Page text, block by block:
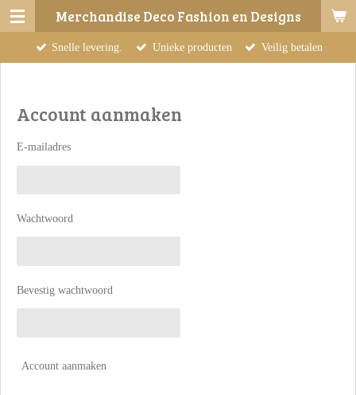
Ga
Merchandise Deco Fashion en Designs
Snelle levering. Unieke producten Veilig betalen
Account aanmaken
E-mailadres
Wachtwoord
Bevestig wachtwoord
Account aanmaken